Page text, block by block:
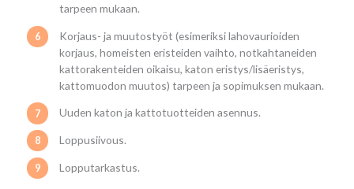
tarpeen mukaan.
Korjaus- ja muutostyöt (esimeriksi lahovaurioiden
korjaus, homeisten eristeiden vaihto, notkahtaneiden
kattorakenteiden oikaisu, katon eristys/lisäeristys,
kattomuodon muutos) tarpeen ja sopimuksen mukaan.
Uuden katon ja kattotuotteiden asennus.
Loppusiivous.
Lopputarkastus.